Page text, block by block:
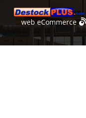
webeCommerce